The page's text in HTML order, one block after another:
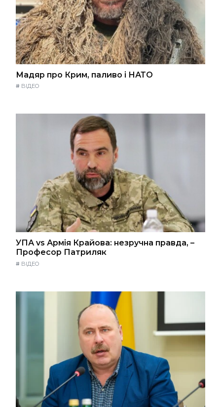
Мадяр про Крим, паливо і НАТО
# ВІДЕО
УПА vs Армія Крайова: незручна правда, –
Професор Патриляк
# ВІДЕО